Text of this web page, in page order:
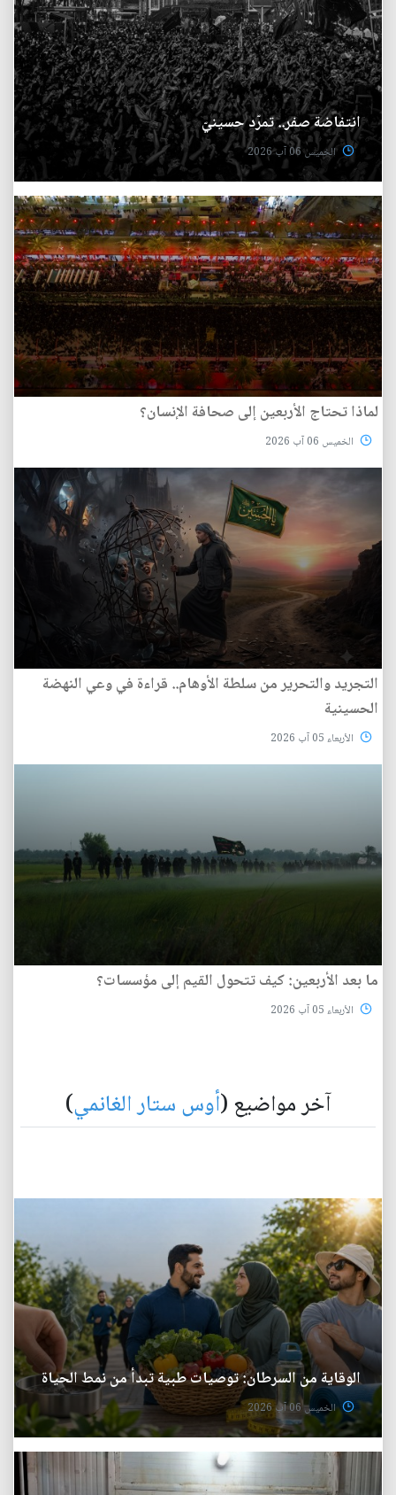
انتفاضة صفر.. تمرّد حسينيّ
الخميس 06 آب 2026
لماذا تحتاج الأربعين إلى صحافة الإنسان؟
الخميس 06 آب 2026
التجريد والتحرير من سلطة الأوهام.. قراءة في وعي النهضة
الحسينية
الأربعاء 05 آب 2026
ما بعد الأربعين: كيف تتحول القيم إلى مؤسسات؟
الأربعاء 05 آب 2026
آخر مواضيع (أوس ستار الغانمي)
الوقاية من السرطان: توصيات طبية تبدأ من نمط الحياة
الخميس 06 آب 2026